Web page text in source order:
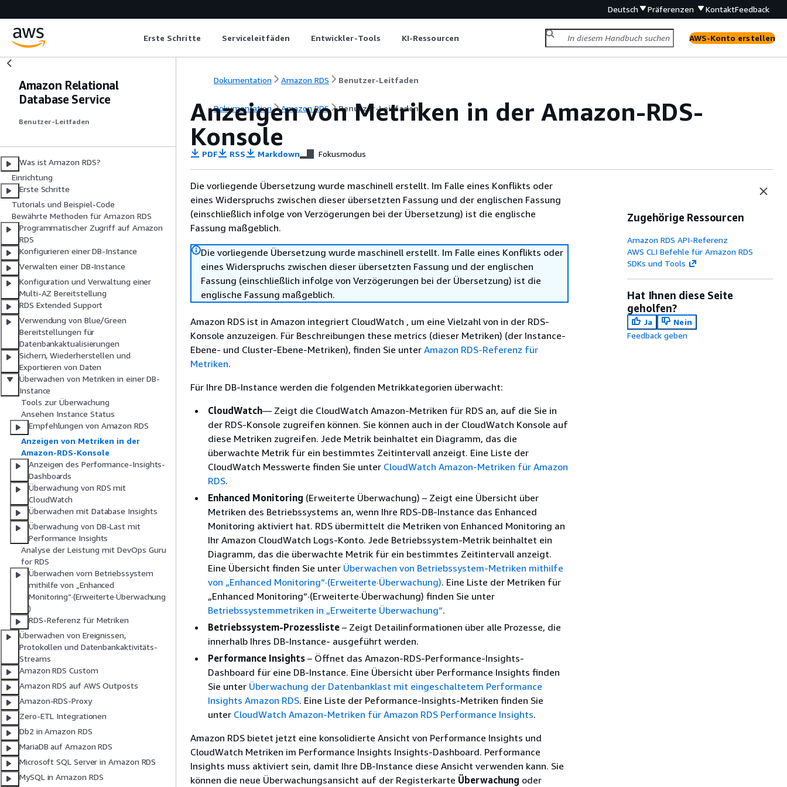
Deutsch Präferenzen KontaktFeedback
Erste Schritte Serviceleitfäden Entwickler-Tools KI-Ressourcen AWS-Konto erstellen
Amazon Relational
Database Service
Benutzer-Leitfaden
Was ist Amazon RDS?
Einrichtung
Erste Schritte
Tutorials und Beispiel-Code
Bewährte Methoden für Amazon RDS
Programmatischer Zugriff auf Amazon
RDS
Konfigurieren einer DB-Instance
Verwalten einer DB-Instance
Konfiguration und Verwaltung einer
Multi-AZ Bereitstellung
RDS Extended Support
Verwendung von Blue/Green
Bereitstellungen für
Datenbankaktualisierungen
Sichern, Wiederherstellen und
Exportieren von Daten
Überwachen von Metriken in einer DB-
Instance
Tools zur Überwachung
Ansehen Instance Status
Empfehlungen von Amazon RDS
Anzeigen von Metriken in der
Amazon-RDS-Konsole
Anzeigen des Performance-Insights-
Dashboards
Überwachung von RDS mit
CloudWatch
Überwachen mit Database Insights
Überwachung von DB-Last mit
Performance Insights
Analyse der Leistung mit DevOps Guru
for RDS
Überwachen vom Betriebssystem
mithilfe von „Enhanced
Monitoring“·(Erweiterte·Überwachung
)
RDS-Referenz für Metriken
Überwachen von Ereignissen,
Protokollen und Datenbankaktivitäts-
Streams
Amazon RDS Custom
Amazon RDS auf AWS Outposts
Amazon-RDS-Proxy
Zero-ETL Integrationen
Db2 in Amazon RDS
MariaDB auf Amazon RDS
Microsoft SQL Server in Amazon RDS
MySQL in Amazon RDS
Dokumentation Amazon RDS Benutzer-Leitfaden
Dokumentation Amazon RDS Benutzer-Leitfaden
Anzeigen von Metriken in der Amazon-RDS-
Konsole
PDF RSS Markdown Fokusmodus
Die vorliegende Übersetzung wurde maschinell erstellt. Im Falle eines Konflikts oder
eines Widerspruchs zwischen dieser übersetzten Fassung und der englischen Fassung
(einschließlich infolge von Verzögerungen bei der Übersetzung) ist die englische
Fassung maßgeblich.
Die vorliegende Übersetzung wurde maschinell erstellt. Im Falle eines Konflikts oder
eines Widerspruchs zwischen dieser übersetzten Fassung und der englischen
Fassung (einschließlich infolge von Verzögerungen bei der Übersetzung) ist die
englische Fassung maßgeblich.
Amazon RDS ist in Amazon integriert CloudWatch , um eine Vielzahl von in der RDS-
Konsole anzuzeigen. Für Beschreibungen these metrics (dieser Metriken) (der Instance-
Ebene- und Cluster-Ebene-Metriken), finden Sie unter Amazon RDS-Referenz für
Metriken.
Für Ihre DB-Instance werden die folgenden Metrikkategorien überwacht:
CloudWatch— Zeigt die CloudWatch Amazon-Metriken für RDS an, auf die Sie in
der RDS-Konsole zugreifen können. Sie können auch in der CloudWatch Konsole auf
diese Metriken zugreifen. Jede Metrik beinhaltet ein Diagramm, das die
überwachte Metrik für ein bestimmtes Zeitintervall anzeigt. Eine Liste der
CloudWatch Messwerte finden Sie unter CloudWatch Amazon-Metriken für Amazon
RDS.
Enhanced Monitoring (Erweiterte Überwachung) – Zeigt eine Übersicht über
Metriken des Betriebssystems an, wenn Ihre RDS-DB-Instance das Enhanced
Monitoring aktiviert hat. RDS übermittelt die Metriken von Enhanced Monitoring an
Ihr Amazon CloudWatch Logs-Konto. Jede Betriebssystem-Metrik beinhaltet ein
Diagramm, das die überwachte Metrik für ein bestimmtes Zeitintervall anzeigt.
Eine Übersicht finden Sie unter Überwachen von Betriebssystem-Metriken mithilfe
von „Enhanced Monitoring“·(Erweiterte·Überwachung). Eine Liste der Metriken für
„Enhanced Monitoring“·(Erweiterte·Überwachung) finden Sie unter
Betriebssystemmetriken in „Erweiterte Überwachung“.
Betriebssystem-Prozessliste – Zeigt Detailinformationen über alle Prozesse, die
innerhalb Ihres DB-Instance- ausgeführt werden.
Performance Insights – Öffnet das Amazon-RDS-Performance-Insights-
Dashboard für eine DB-Instance. Eine Übersicht über Performance Insights finden
Sie unter Überwachung der Datenbanklast mit eingeschaltetem Performance
Insights Amazon RDS. Eine Liste der Peformance-Insights-Metriken finden Sie
unter CloudWatch Amazon-Metriken für Amazon RDS Performance Insights.
Amazon RDS bietet jetzt eine konsolidierte Ansicht von Performance Insights und
CloudWatch Metriken im Performance Insights Insights-Dashboard. Performance
Insights muss aktiviert sein, damit Ihre DB-Instance diese Ansicht verwenden kann. Sie
können die neue Überwachungsansicht auf der Registerkarte Überwachung oder
Zugehörige Ressourcen
Amazon RDS API-Referenz
AWS CLI Befehle für Amazon RDS
SDKs und Tools
Hat Ihnen diese Seite
geholfen?
Ja
Nein
Feedback geben